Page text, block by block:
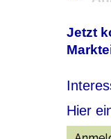
Jetzt
Hier